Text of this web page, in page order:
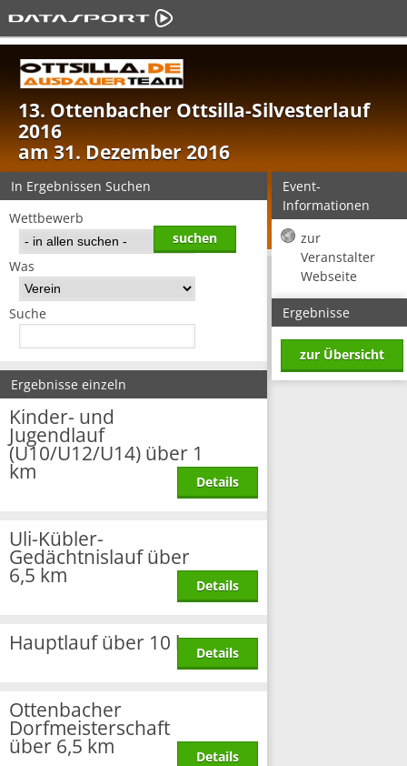
13. Ottenbacher Ottsilla-Silvesterlauf
2016
am 31. Dezember 2016
In Ergebnissen Suchen
Wettbewerb
Was
Suche
Ergebnisse einzeln
Kinder- und
Jugendlauf
(U10/U12/U14) über 1
km Details
Uli-Kübler-
Gedächtnislauf über
6,5 km Details
Hauptlauf über 10 kmDetails
Ottenbacher
Dorfmeisterschaft
über 6,5 km Details
Event-
Informationen
zur
Veranstalter
Webseite
Ergebnisse
zur Übersicht